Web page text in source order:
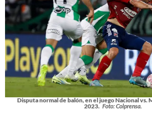
Disputa normal de balón, en el juego Nacional vs.
2023. Foto: Colprensa.